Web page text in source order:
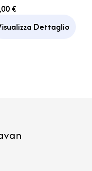
€
Dettaglio